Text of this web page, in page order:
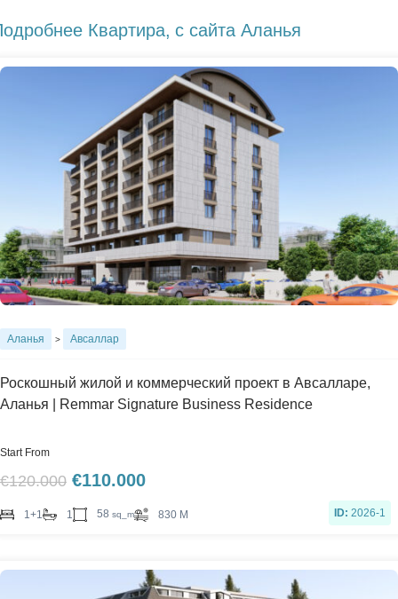
Квартира, с сайта Аланья
Аланья > Авсаллар
Роскошный жилой и коммерческий проект в Авсалларе,
Аланья | Remmar Signature Business Residence
Start From
€120.000 €110.000
1+1 1 58 sq_m 830 M ID: 2026-1